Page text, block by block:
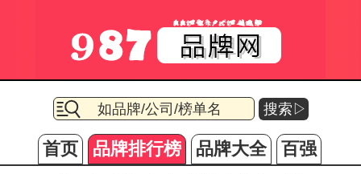
搜索▷
首页 品牌排行榜 品牌大全 百强